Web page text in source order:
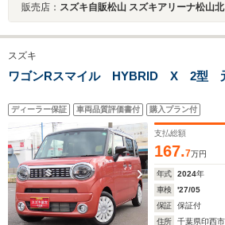
販売店： スズキ自販松山 スズキアリーナ松山北
スズキ
ワゴンRスマイル HYBRID X 2型
ディーラー保証 車両品質評価書付 購入プラン付
支払総額
167.7万円
年式 2024年
車検
'27/05
保証
保証付
住所
千葉県印西市